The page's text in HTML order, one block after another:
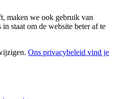
maken we ook gebruik van
staat om de website beter af te
Ons privacybeleid vind je